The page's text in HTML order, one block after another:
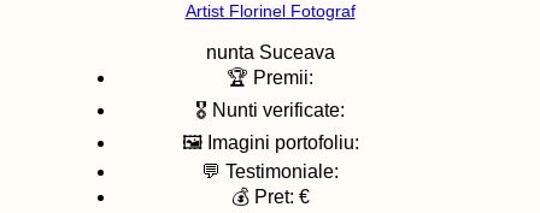
Artist Florinel Fotograf
nunta Suceava
🏆 Premii:
🎖️ Nunti verificate:
🖼️ Imagini portofoliu:
💬 Testimoniale:
💰 Pret: €